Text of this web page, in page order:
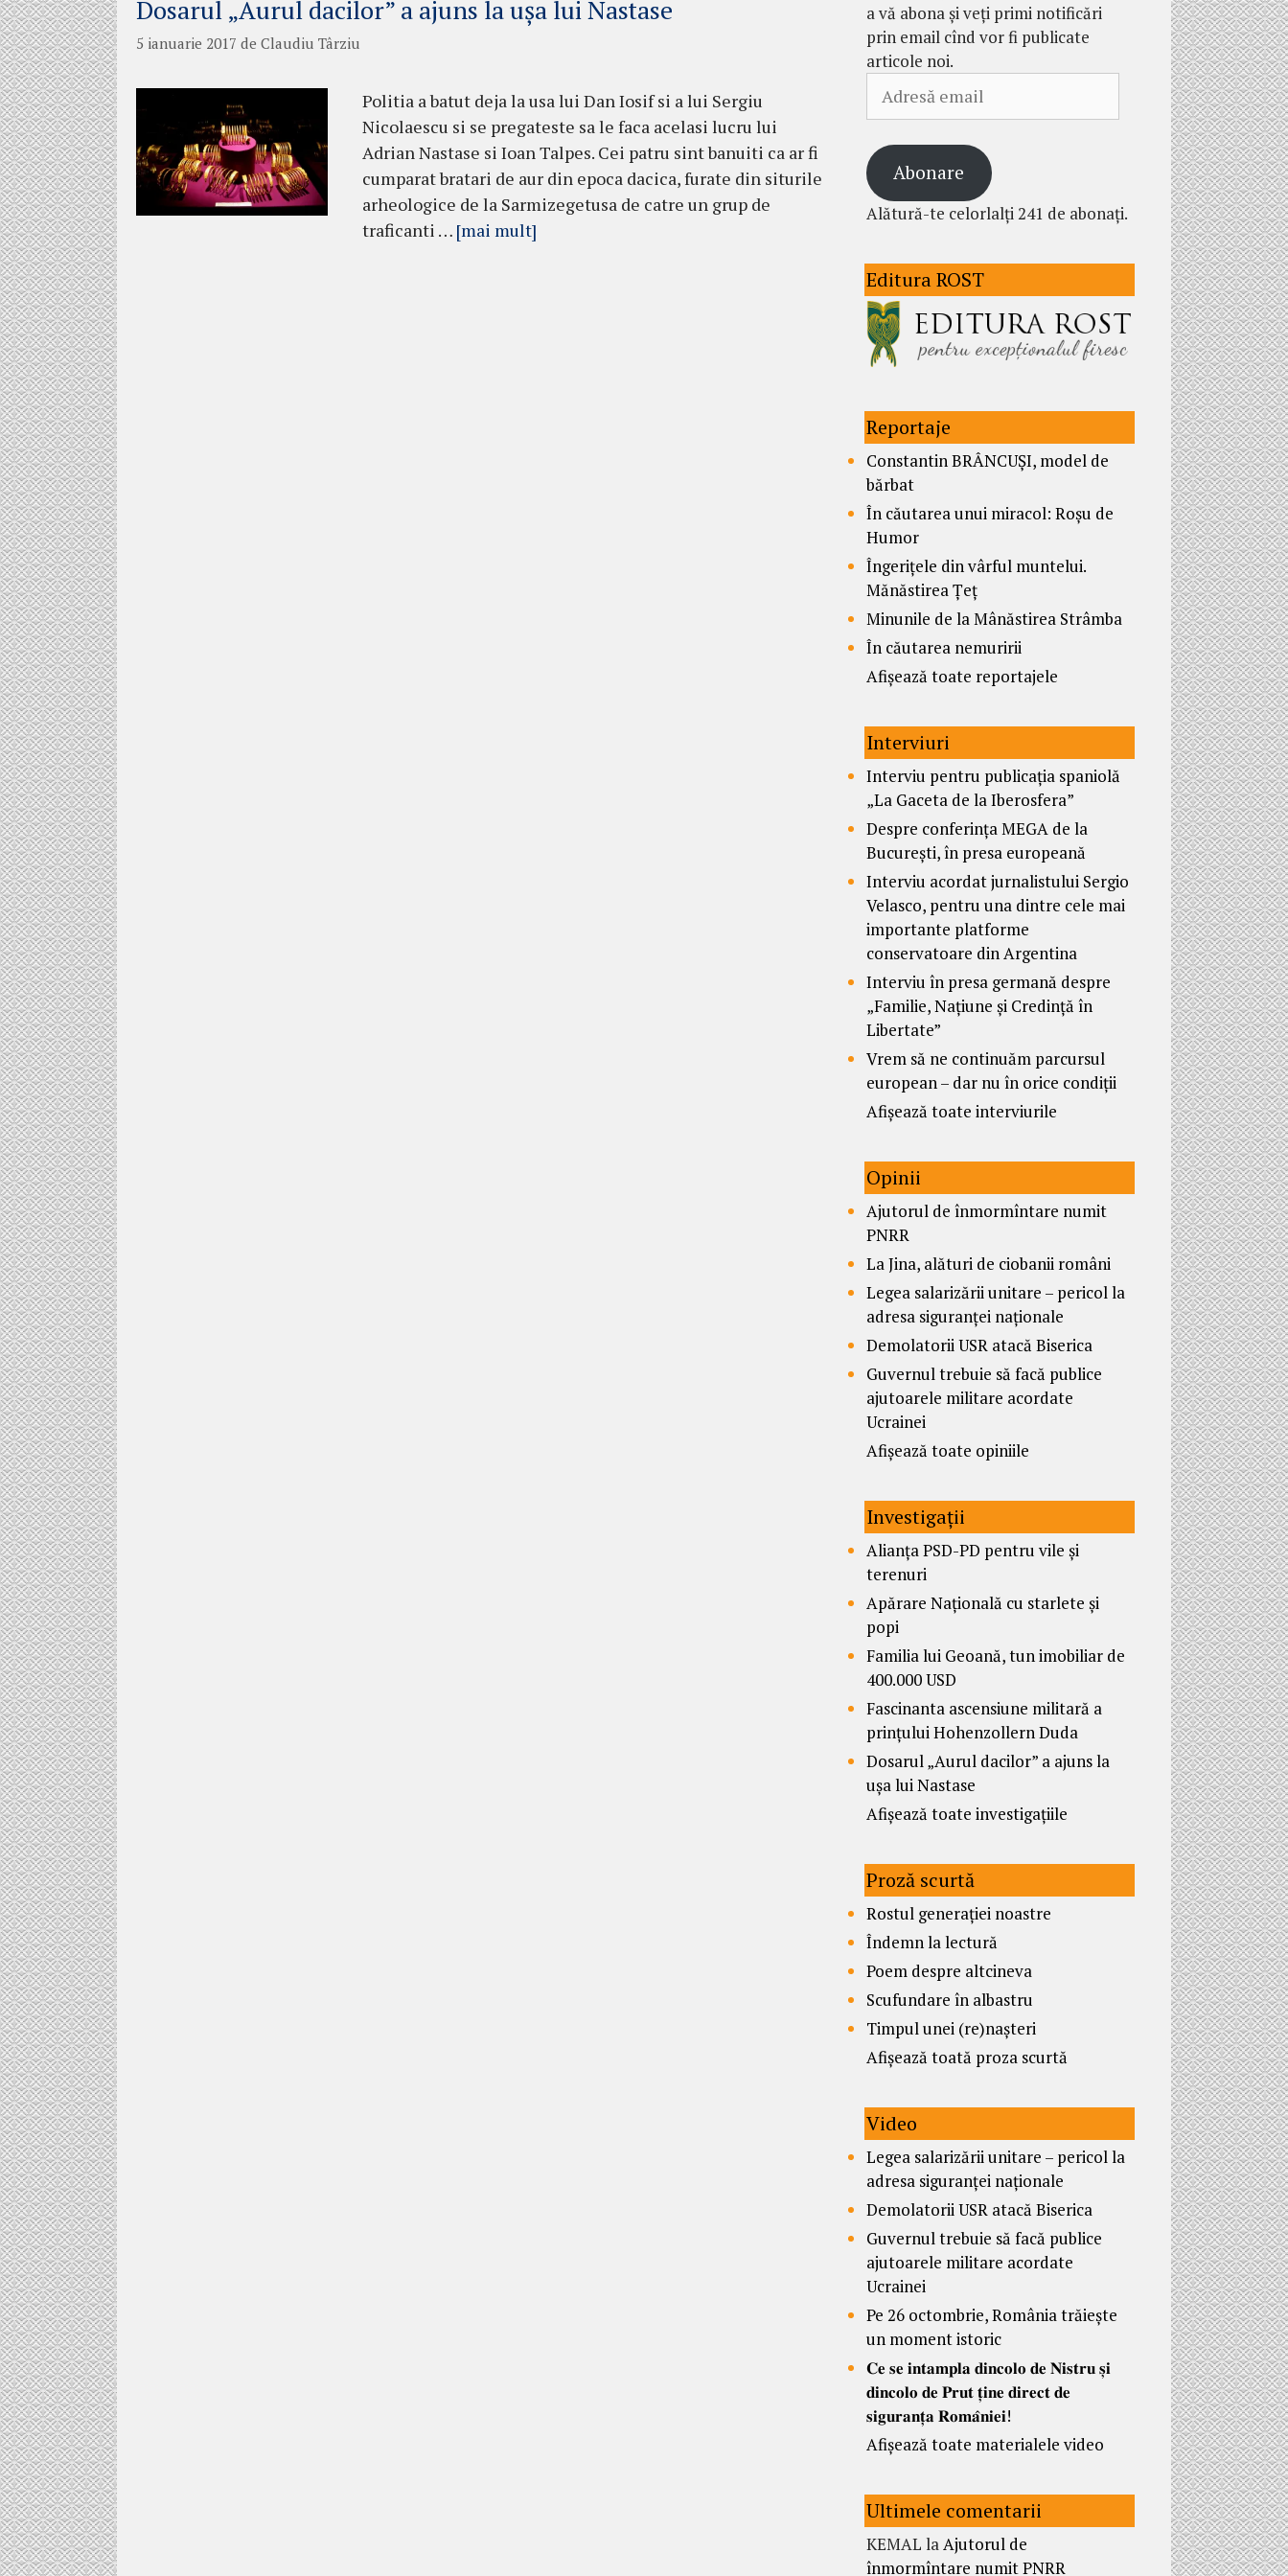
Dosarul „Aurul dacilor” a ajuns la ușa lui Nastase
5 ianuarie 2017 de Claudiu Târziu
Politia a batut deja la usa lui Dan Iosif si a lui Sergiu
Nicolaescu si se pregateste sa le faca acelasi lucru lui
Adrian Nastase si Ioan Talpes. Cei patru sint banuiti ca ar fi
cumparat bratari de aur din epoca dacica, furate din siturile
arheologice de la Sarmizegetusa de catre un grup de
traficanti … [mai mult]
a vă abona și veți primi notificări
prin email cînd vor fi publicate
articole noi.
email
Abonare
Alătură-te celorlalți 241 de abonați.
Editura ROST
Reportaje
Constantin BRÂNCUȘI, model de
bărbat
În căutarea unui miracol: Roșu de
Humor
Îngerițele din vârful muntelui.
Mănăstirea Țeț
Minunile de la Mânăstirea Strâmba
În căutarea nemuririi
Afișează toate reportajele
Interviuri
Interviu pentru publicația spaniolă
„La Gaceta de la Iberosfera”
Despre conferința MEGA de la
București, în presa europeană
Interviu acordat jurnalistului Sergio
Velasco, pentru una dintre cele mai
importante platforme
conservatoare din Argentina
Interviu în presa germană despre
„Familie, Națiune și Credință în
Libertate”
Vrem să ne continuăm parcursul
european – dar nu în orice condiții
Afișează toate interviurile
Opinii
Ajutorul de înmormîntare numit
PNRR
La Jina, alături de ciobanii români
Legea salarizării unitare – pericol la
adresa siguranței naționale
Demolatorii USR atacă Biserica
Guvernul trebuie să facă publice
ajutoarele militare acordate
Ucrainei
Afișează toate opiniile
Investigații
Alianța PSD-PD pentru vile și
terenuri
Apărare Națională cu starlete și
popi
Familia lui Geoană, tun imobiliar de
400.000 USD
Fascinanta ascensiune militară a
prințului Hohenzollern Duda
Dosarul „Aurul dacilor” a ajuns la
ușa lui Nastase
Afișează toate investigațiile
Proză scurtă
Rostul generației noastre
Îndemn la lectură
Poem despre altcineva
Scufundare în albastru
Timpul unei (re)nașteri
Afișează toată proza scurtă
Video
Legea salarizării unitare – pericol la
adresa siguranței naționale
Demolatorii USR atacă Biserica
Guvernul trebuie să facă publice
ajutoarele militare acordate
Ucrainei
Pe 26 octombrie, România trăiește
un moment istoric
𝐂𝐞 𝐬𝐞 𝐢𝐧𝐭𝐚𝐦𝐩𝐥𝐚 𝐝𝐢𝐧𝐜𝐨𝐥𝐨 𝐝𝐞 𝐍𝐢𝐬𝐭𝐫𝐮 𝐬̦𝐢
𝐝𝐢𝐧𝐜𝐨𝐥𝐨 𝐝𝐞 𝐏𝐫𝐮𝐭 𝐭̦𝐢𝐧𝐞 𝐝𝐢𝐫𝐞𝐜𝐭 𝐝𝐞
𝐬𝐢𝐠𝐮𝐫𝐚𝐧𝐭̦𝐚 𝐑𝐨𝐦𝐚̂𝐧𝐢𝐞𝐢!
Afișează toate materialele video
Ultimele comentarii
KEMAL laAjutorul de
înmormîntare numit PNRR